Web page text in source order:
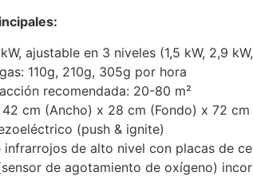
ajustable en 3 niveles (1,5 kW, 2,9
110g, 210g, 305g por hora
recomendada: 20-80 m²
42 cm (Ancho) x 28 cm (Fondo) x 72
(push & ignite)
infrarrojos de alto nivel con placas de
de agotamiento de oxígeno)